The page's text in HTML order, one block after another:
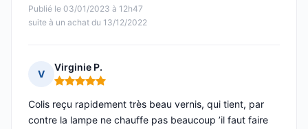
Publié le 03/01/2023 à 12h47
suite à un achat du 13/12/2022
V
Virginie P.
Note : 5 sur 5
Colis reçu rapidement très beau vernis, qui tient, par
contre la lampe ne chauffe pas beaucoup ’il faut faire